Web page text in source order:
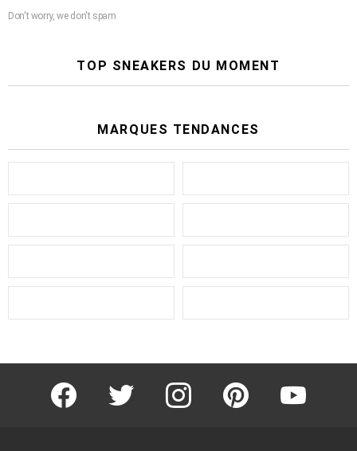
Don't worry, we don't spam
TOP SNEAKERS DU MOMENT
MARQUES TENDANCES
facebook twitter instagram pinterest youtube